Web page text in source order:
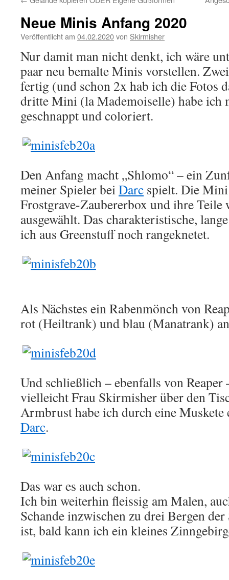
Neue Minis Anfang 2020
Veröffentlicht am 04.02.2020von Skirmisher
Nur damit man nicht denkt, ich wäre
paar neu bemalte Minis vorstellen.
fertig (und schon 2x hab ich die Fotos
dritte Mini (la Mademoiselle) habe ich
geschnappt und coloriert.
Den Anfang macht „Shlomo“ – ein
meiner Spieler beiDarc spielt. Die
Frostgrave-Zaubererbox und ihre Teile
ausgewählt. Das charakteristische,
ich aus Greenstuff noch rangeknetet.
Als Nächstes ein Rabenmönch von
rot (Heiltrank) und blau (Manatrank)
Und schließlich – ebenfalls von Reaper
vielleicht Frau Skirmisher über den
Armbrust habe ich durch eine Muskete
Darc.
Das war es auch schon.
Ich bin weiterhin fleissig am Malen,
Schande inzwischen zu drei Bergen der
ist, bald kann ich ein kleines